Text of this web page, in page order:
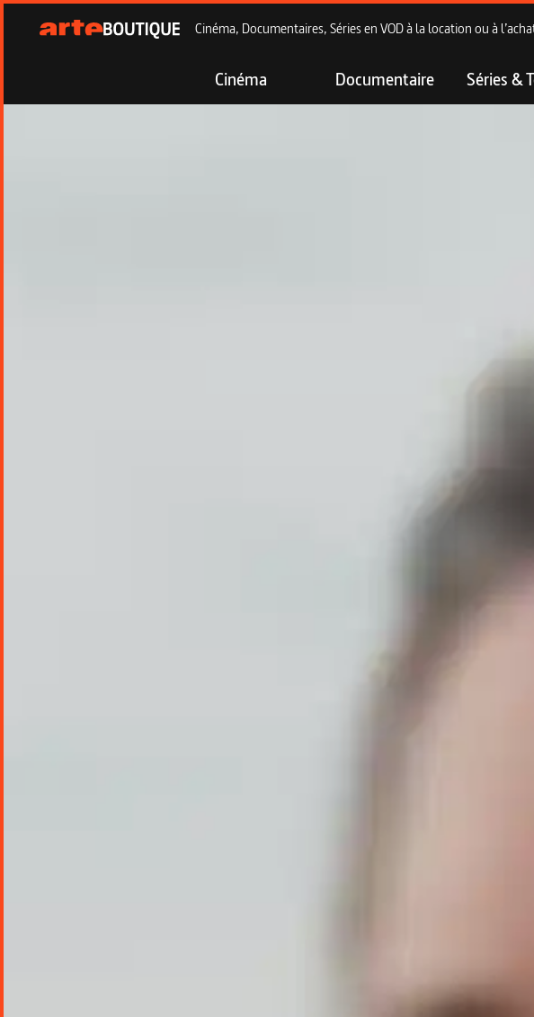
Cinéma, Documentaires, Séries en VOD à la location ou à
Cinéma Documentaire Séries &